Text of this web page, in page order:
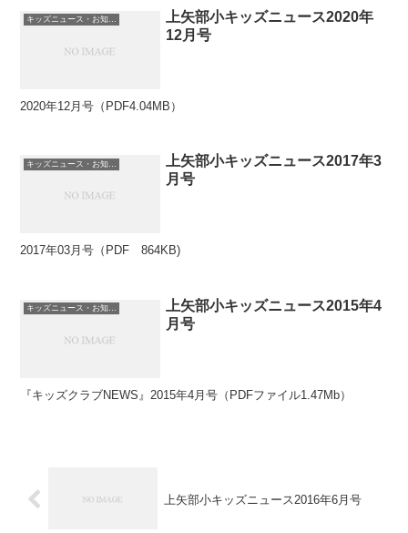
キッズニュース・お知らせ
上矢部小キッズニュース2020年
12月号
2020年12月号（PDF4.04MB）
上矢部小キッズニュース2017年3
月号
2017年03月号（PDF 864KB)
キッズニュース・お知らせ
上矢部小キッズニュース2015年4
月号
『キッズクラブNEWS』2015年4月号（PDFファイル1.47Mb）
上矢部小キッズニュース2016年6月号